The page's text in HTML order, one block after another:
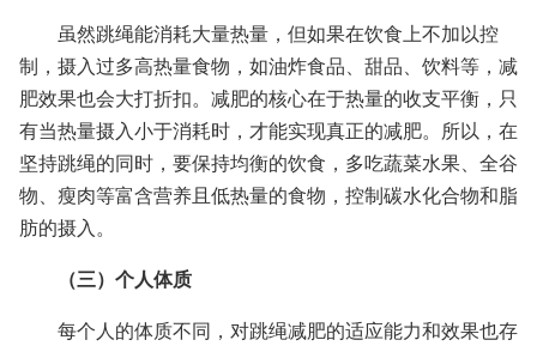
虽然跳绳能消耗大量热量，但如果在饮食上不加以控
制，摄入过多高热量食物，如油炸食品、甜品、饮料等，减
肥效果也会大打折扣。减肥的核心在于热量的收支平衡，只
有当热量摄入小于消耗时，才能实现真正的减肥。所以，在
坚持跳绳的同时，要保持均衡的饮食，多吃蔬菜水果、全谷
物、瘦肉等富含营养且低热量的食物，控制碳水化合物和脂
肪的摄入。
（三）个人体质
每个人的体质不同，对跳绳减肥的适应能力和效果也存